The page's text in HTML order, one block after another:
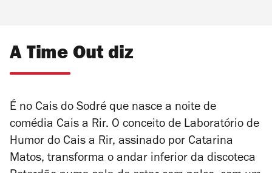
A Time Out diz
É no Cais do Sodré que nasce a noite de
comédia Cais a Rir. O conceito de Laboratório de
Humor do Cais a Rir, assinado por Catarina
Matos, transforma o andar inferior da discoteca